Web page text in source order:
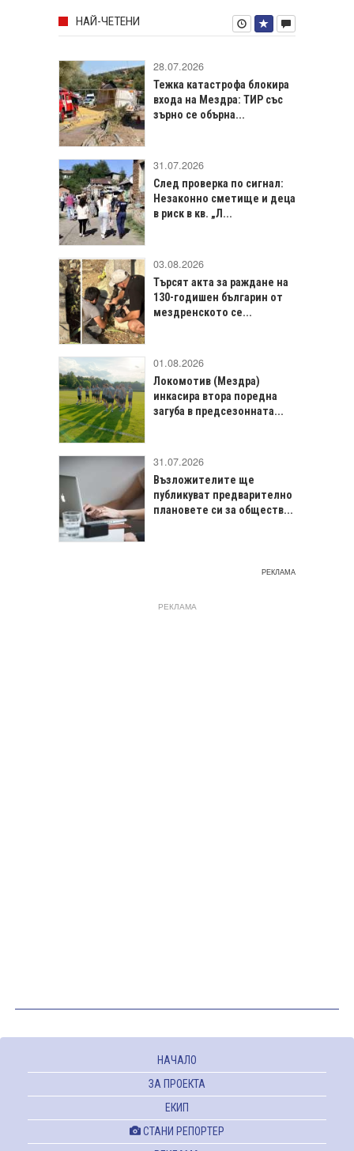
НАЙ-ЧЕТЕНИ
28.07.2026
Тежка катастрофа блокира
входа на Мездра: ТИР със
зърно се обърна...
31.07.2026
След проверка по сигнал:
Незаконно сметище и деца
в риск в кв. „Л...
03.08.2026
Търсят акта за раждане на
130-годишен българин от
мездренското се...
01.08.2026
Локомотив (Мездра)
инкасира втора поредна
загуба в предсезонната...
31.07.2026
Възложителите ще
публикуват предварително
плановете си за обществ...
РЕКЛАМА
РЕКЛАМА
НАЧАЛО
ЗА ПРОЕКТА
ЕКИП
СТАНИ РЕПОРТЕР